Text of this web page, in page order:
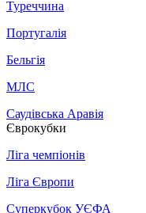
Туреччина
Португалія
Бельгія
МЛС
Саудівська Аравія
Єврокубки
Ліга чемпіонів
Ліга Європи
Суперкубок УЄФА